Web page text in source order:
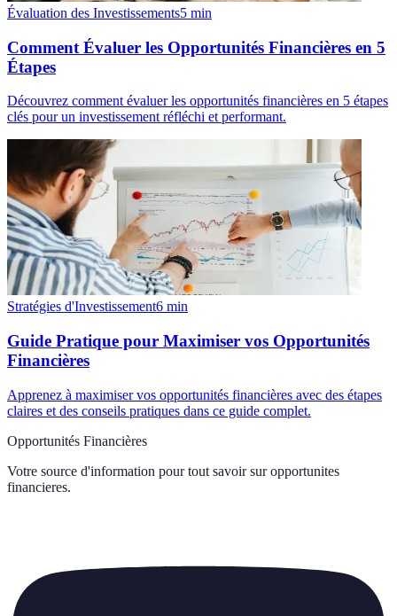
Évaluation des Investissements5 min
Comment Évaluer les Opportunités Financières en 5
Étapes
Découvrez comment évaluer les opportunités financières en 5 étapes
clés pour un investissement réfléchi et performant.
Stratégies d'Investissement6 min
Guide Pratique pour Maximiser vos Opportunités
Financières
Apprenez à maximiser vos opportunités financières avec des étapes
claires et des conseils pratiques dans ce guide complet.
Opportunités Financières
Votre source d'information pour tout savoir sur opportunites
financieres.